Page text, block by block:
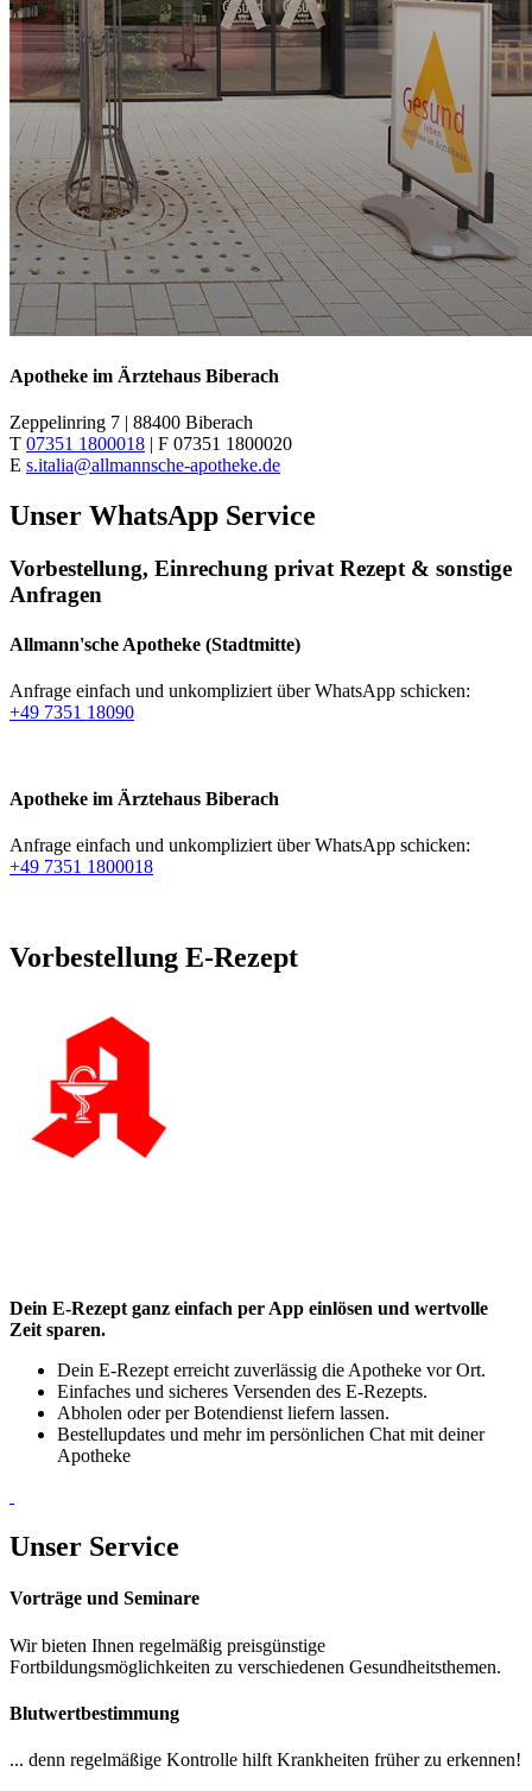
Apotheke im Ärztehaus Biberach
Zeppelinring 7 | 88400 Biberach
T 07351 1800018 | F 07351 1800020
E s.italia@allmannsche-apotheke.de
Unser WhatsApp Service
Vorbestellung, Einrechung privat Rezept & sonstige
Anfragen
Allmann'sche Apotheke (Stadtmitte)
Anfrage einfach und unkompliziert über WhatsApp schicken:
+49 7351 18090
Apotheke im Ärztehaus Biberach
Anfrage einfach und unkompliziert über WhatsApp schicken:
+49 7351 1800018
Vorbestellung E-Rezept
Dein E-Rezept ganz einfach per App einlösen und wertvolle
Zeit sparen.
Dein E-Rezept erreicht zuverlässig die Apotheke vor Ort.
Einfaches und sicheres Versenden des E-Rezepts.
Abholen oder per Botendienst liefern lassen.
Bestellupdates und mehr im persönlichen Chat mit deiner
Apotheke
Unser Service
Vorträge und Seminare
Wir bieten Ihnen regelmäßig preisgünstige
Fortbildungsmöglichkeiten zu verschiedenen Gesundheitsthemen.
Blutwertbestimmung
... denn regelmäßige Kontrolle hilft Krankheiten früher zu erkennen!